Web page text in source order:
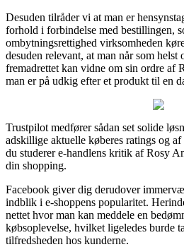
Desuden tilråder vi at man er
forhold i forbindelse med bestillingen,
ombytningsrettighed virksomheden
desuden relevant, at man når som helst
fremadrettet kan vidne om sin ordre af
man er på udkig efter et produkt til en
Trustpilot medfører sådan set solide
adskillige aktuelle køberes ratings og
du studerer e-handlens kritik af Rosy
din shopping.
Facebook giver dig derudover
indblik i e-shoppens popularitet.
nettet hvor man kan meddele en
købsoplevelse, hvilket ligeledes burde
tilfredsheden hos kunderne.